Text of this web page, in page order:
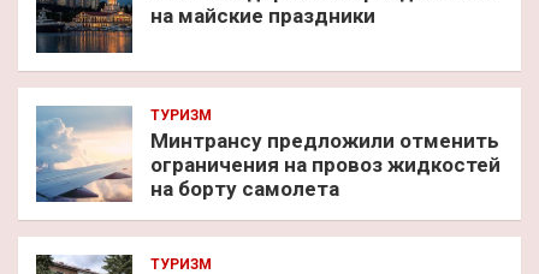
на майские праздники
ТУРИЗМ
Минтрансу предложили отменить
ограничения на провоз жидкостей
на борту самолета
ТУРИЗМ